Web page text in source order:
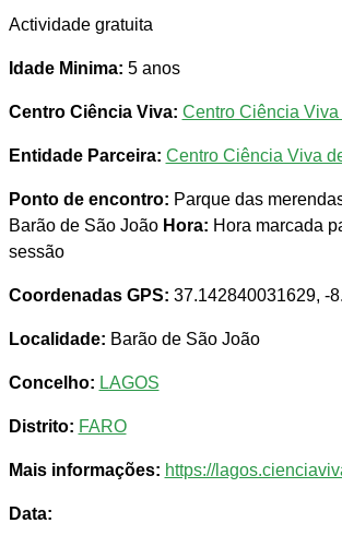
Actividade gratuita
Idade Minima: 5 anos
Centro Ciência Viva: Centro Ciência
Entidade Parceira: Centro Ciência Viva
Ponto de encontro: Parque das
Barão de São João Hora: Hora marcada
sessão
Coordenadas GPS: 37.142840031629, -
Localidade: Barão de São João
Concelho: LAGOS
Distrito: FARO
Mais informações: https://
Data: